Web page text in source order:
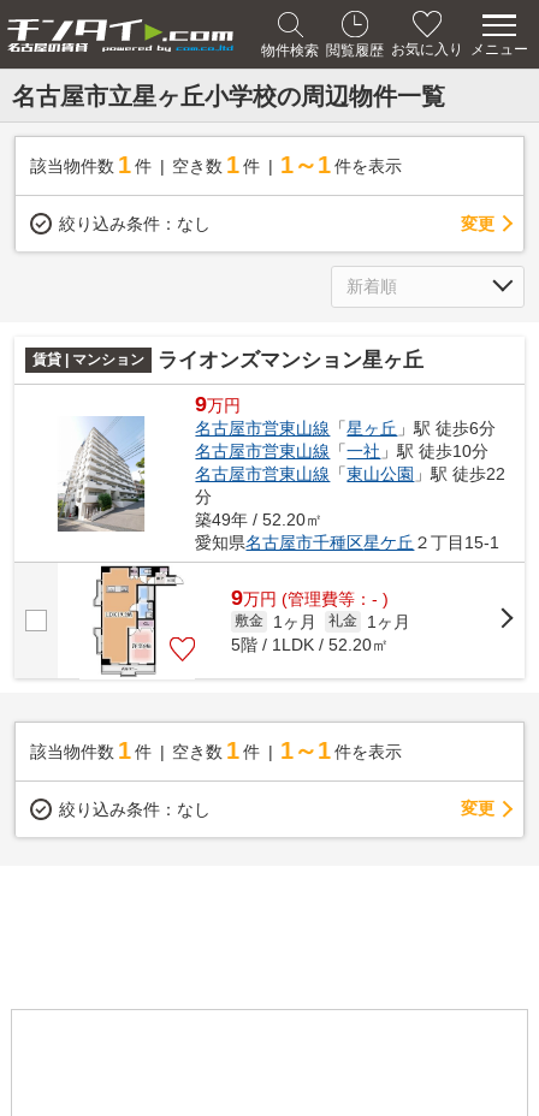
物件検索 閲覧履歴 お気に入り メニュー
名古屋市立星ヶ丘小学校の周辺物件一覧
該当物件数 1件 空き数 1 件 1～1 件を表示
絞り込み条件： なし 変更
賃貸 | マンション ライオンズマンション星ヶ丘
9万円
名古屋市営東山線 「星ヶ丘 」駅 徒歩6分
名古屋市営東山線 「一社 」駅 徒歩10分
名古屋市営東山線 「東山公園 」駅 徒歩22
分
築49年 / 52.20㎡
愛知県名古屋市千種区星ケ丘 ２丁目15-1
9万円 (管理費等：- )
敷金 1ヶ月 礼金
1ヶ月
5階 / 1LDK / 52.20㎡
該当物件数 1件 空き数 1 件 1～1 件を表示
絞り込み条件： なし 変更